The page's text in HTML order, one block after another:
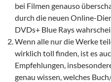
bei Filmen genauso
durch die neuen Online-
DVDs+ Blue Rays
Wenn alle nur die Werke
wirklich toll finden, ist es
Empfehlungen,
genau wissen, welches